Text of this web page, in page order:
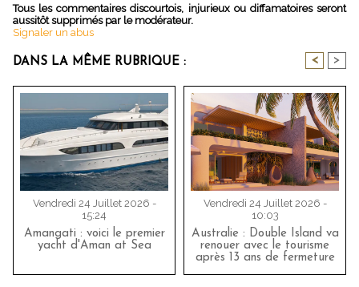
Tous les commentaires discourtois, injurieux ou diffamatoires seront
aussitôt supprimés par le modérateur.
Signaler un abus
DANS LA MÊME RUBRIQUE : < >
Vendredi 24 Juillet 2026 -
15:24
Amangati : voici le premier
yacht d'Aman at Sea
Vendredi 24 Juillet 2026 -
10:03
Australie : Double Island va
renouer avec le tourisme
après 13 ans de fermeture